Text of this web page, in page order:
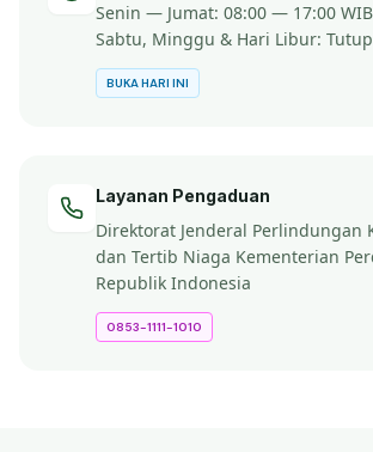
Senin — Jumat: 08:00 — 17:00 WIB
Sabtu, Minggu & Hari Libur: Tutup
BUKA HARI INI
Layanan Pengaduan
Direktorat Jenderal Perlindungan
dan Tertib Niaga Kementerian
Republik Indonesia
0853-1111-1010